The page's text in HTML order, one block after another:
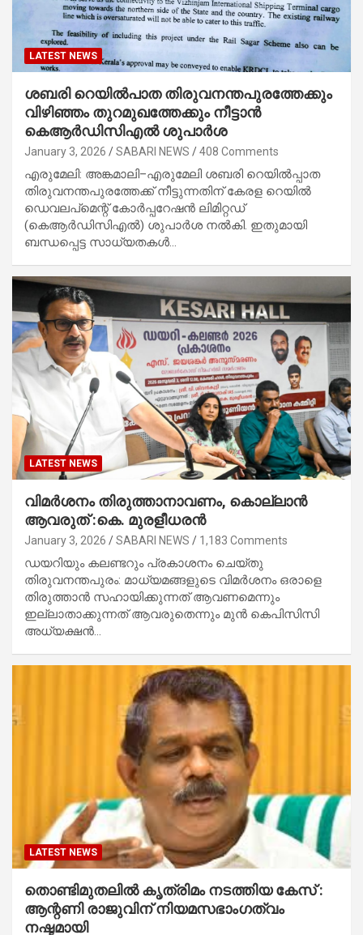
LATEST NEWS
ശബരി റെയിൽപാത തിരുവനന്തപുരത്തേക്കും
വിഴിഞ്ഞം തുറമുഖത്തേക്കും നീട്ടാൻ
കെആർഡിസിഎൽ ശുപാർശ
January 3, 2026 SABARI NEWS 408 Comments
എരുമേലി: അങ്കമാലി–എരുമേലി ശബരി റെയിൽപ്പാത
തിരുവനന്തപുരത്തേക്ക് നീട്ടുന്നതിന് കേരള റെയിൽ
ഡെവലപ്‌മെന്റ് കോർപ്പറേഷൻ ലിമിറ്റഡ്
(കെആർഡിസിഎൽ) ശുപാർശ നൽകി. ഇതുമായി
ബന്ധപ്പെട്ട സാധ്യതകൾ…
LATEST NEWS
വിമർശനം തിരുത്താനാവണം, കൊല്ലാൻ
ആവരുത് :കെ. മുരളീധരൻ
January 3, 2026 SABARI NEWS 1,183 Comments
ഡയറിയും കലണ്ടറും പ്രകാശനം ചെയ്തു
തിരുവനന്തപുരം: മാധ്യമങ്ങളുടെ വിമർശനം ഒരാളെ
തിരുത്താൻ സഹായിക്കുന്നത് ആവണമെന്നും
ഇല്ലാതാക്കുന്നത് ആവരുതെന്നും മുൻ കെപിസിസി
അധ്യക്ഷൻ…
LATEST NEWS
തൊണ്ടിമുതലില്‍ കൃത്രിമം നടത്തിയ കേസ് :
ആന്റണി രാജുവിന് നിയമസഭാംഗത്വം
നഷ്ടമായി